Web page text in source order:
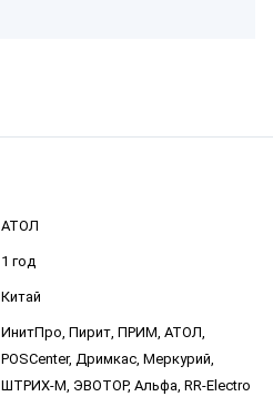
АТОЛ
1 год
Китай
ИнитПро, Пирит, ПРИМ, АТОЛ,
POSCenter, Дримкас, Меркурий,
ШТРИХ-М, ЭВОТОР, Альфа, RR-Electro